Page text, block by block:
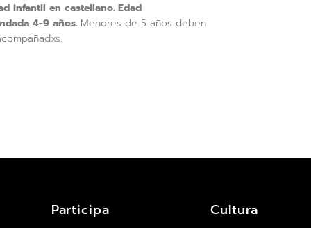
infantil en castellano. Edad
4-9 años. Menores de 5 años deben
Participa Cultura